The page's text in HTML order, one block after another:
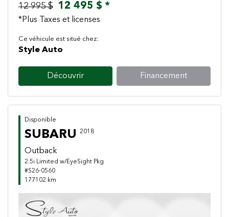
12 995 $ 12 495 $ *
*Plus Taxes et licenses
Ce véhicule est situé chez:
Style Auto
Découvrir Financement
Disponible
SUBARU 2018
Outback
2.5i Limited w/EyeSight Pkg
#S26-0560
177102 km